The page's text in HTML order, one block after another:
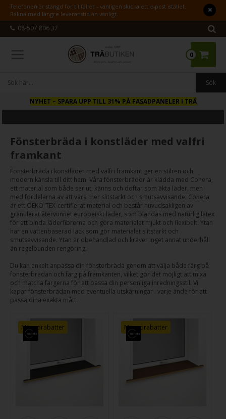
Telefonen är stängd för tillfället – vänligen skicka ett e-post istället.
Räkna med längre leveranstid än vanligt.
08-507 806 37
0
NYHET– SPARA UPP TILL 31% PÅ FASADPANELER I TRÄ
Fönsterbräda i konstläder med valfri
framkant
Fönsterbräda i konstläder med valfri framkant ger en stilren och
modern känsla till ditt hem. Våra fönsterbrädor är klädda med Cohera,
ett material som både ser ut, känns och doftar som äkta läder, men
med fördelarna av att vara mer slitstarkt och smutsavvisande. Cohera
är ett OEKO-TEX-certifierat material och består huvudsakligen av
granulerat återvunnet europeiskt läder, som blandas med naturlig latex
för att binda läderfibrerna och göra materialet mjukt och flexibelt. Ytan
har en vattenbaserad lack som gör materialet slitstarkt och
smutsavvisande. Ytan är obehandlad och kräver inget annat underhåll
än regelbunden rengöring.
Du kan enkelt anpassa din fönsterbräda genom att välja både färg på
fönsterbrädan och färg på framkanten, vilket gör det möjligt att mixa
och matcha färgerna för att passa din personliga inredningsstil. Vi
kapar fönsterbrädan med eventuella utskärningar i varje ände för att
passa dina exakta mått.
Mängdrabatter Mängdrabatter